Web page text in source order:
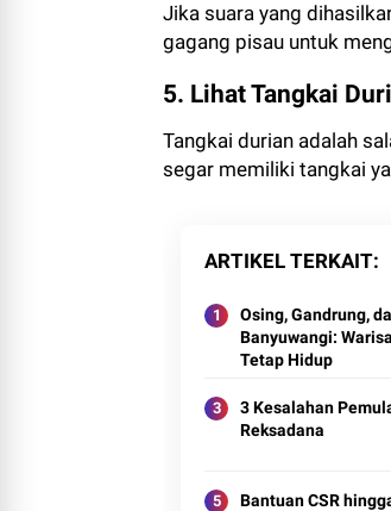
Jika suara yang
gagang pisau untuk
5. Lihat Tangkai
Tangkai durian adalah
segar memiliki tangkai
ARTIKEL TERKAIT
Osing, Gandrung,
Banyuwangi:
Tetap Hidup
3 Kesalahan
Reksadana
Bantuan CSR